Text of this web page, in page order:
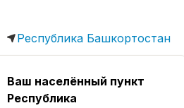
Республика Башкортостан
Ваш населённый пункт
Республика
Коммерческая